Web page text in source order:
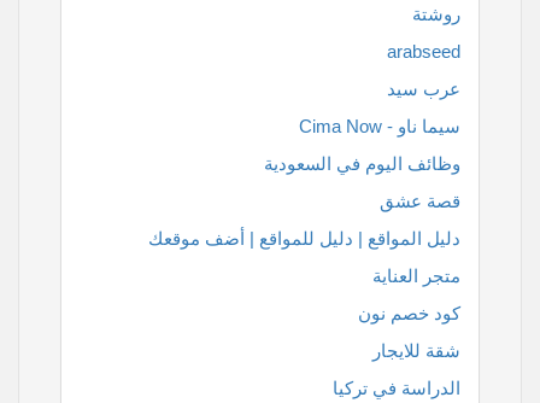
روشتة
arabseed
عرب سيد
سيما ناو - Cima Now
وظائف اليوم في السعودية
قصة عشق
دليل المواقع | دليل للمواقع | أضف موقعك
متجر العناية
كود خصم نون
شقة للايجار
الدراسة في تركيا